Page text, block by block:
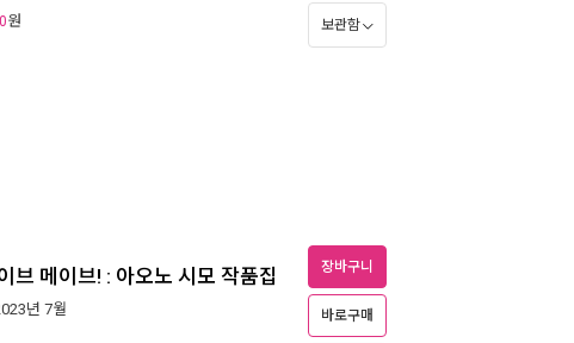
원
보관함
브 메이브! : 아오노 시모 작품집
년 7월
장바구니
바로구매